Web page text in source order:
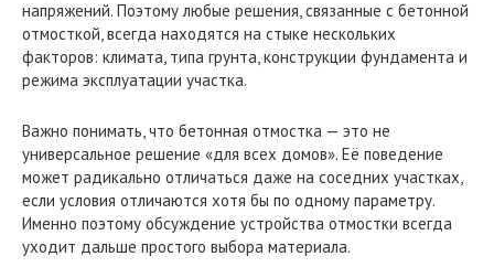
напряжений. Поэтому любые решения, связанные с бетонной
отмосткой, всегда находятся на стыке нескольких
факторов: климата, типа грунта, конструкции фундамента и
режима эксплуатации участка.
Важно понимать, что бетонная отмостка — это не
универсальное решение «для всех домов». Её поведение
может радикально отличаться даже на соседних участках,
если условия отличаются хотя бы по одному параметру.
Именно поэтому обсуждение устройства отмостки всегда
уходит дальше простого выбора материала.